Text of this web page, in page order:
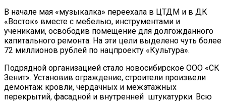
В начале мая «музыкалка» переехала в ЦТДМ и в ДК
«Восток» вместе с мебелью, инструментами и
учениками, освободив помещение для долгожданного
капитального ремонта. На эти цели выделено чуть более
72 миллионов рублей по нацпроекту «Культура».
Подрядной организацией стало новосибирское ООО «СК
Зенит». Установив ограждение, строители произвели
демонтаж кровли, чердачных и межэтажных
перекрытий, фасадной и внутренней штукатурки. Всю